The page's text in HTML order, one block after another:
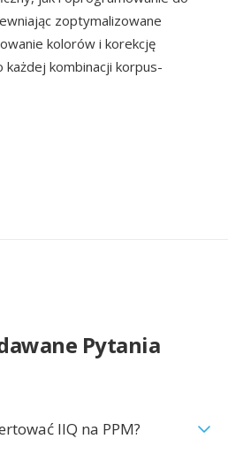
zoptymalizowane
kolorów i korekcję
kombinacji korpus-
Pytania
IIQ na PPM?